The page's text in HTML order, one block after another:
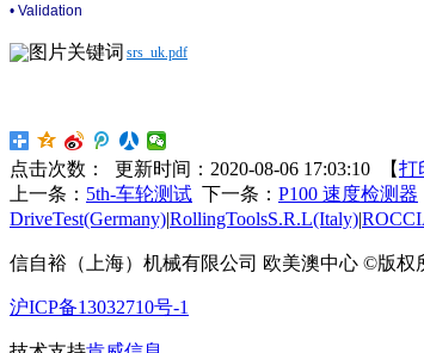
• Validation
srs_uk.pdf
点击次数： 更新时间：2020-08-06 17:03:10 【打
上一条： 5th-车轮测试 下一条： P100 速度检测器
DriveTest(Germany)|RollingToolsS.R.L(Italy)|
信自裕（上海）机械有限公司 欧美澳中心 ©版权
沪ICP备13032710号-1